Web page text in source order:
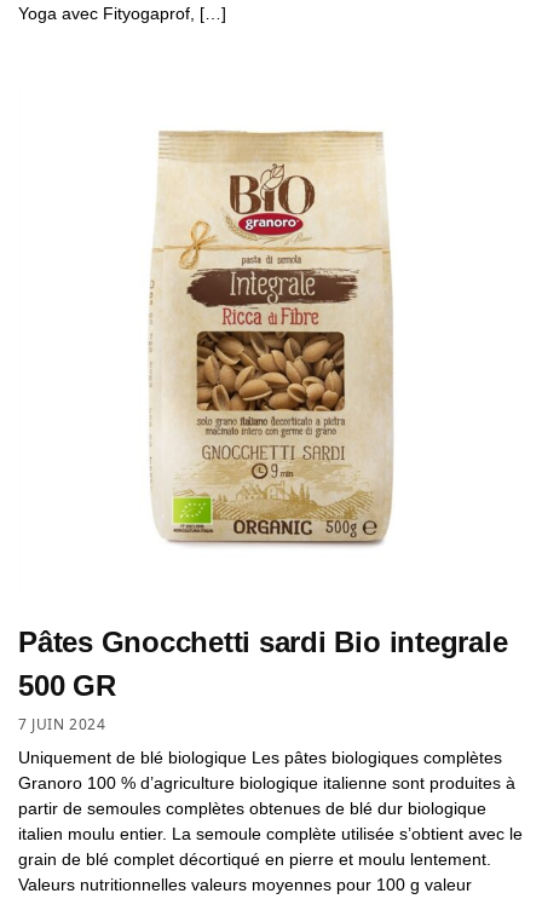
Yoga avec Fityogaprof, […]
Pâtes Gnocchetti sardi Bio integrale
500 GR
7 JUIN 2024
Uniquement de blé biologique Les pâtes biologiques complètes
Granoro 100 % d’agriculture biologique italienne sont produites à
partir de semoules complètes obtenues de blé dur biologique
italien moulu entier. La semoule complète utilisée s’obtient avec le
grain de blé complet décortiqué en pierre et moulu lentement.
Valeurs nutritionnelles valeurs moyennes pour 100 g valeur